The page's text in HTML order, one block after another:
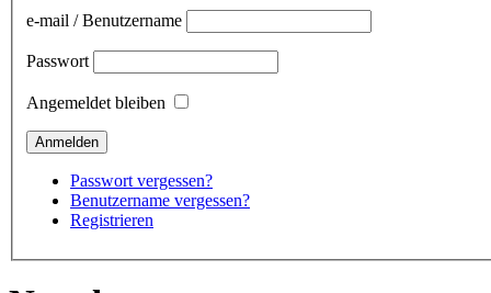
e-mail / Benutzername
Passwort
Angemeldet bleiben
Passwort vergessen?
Benutzername vergessen?
Registrieren